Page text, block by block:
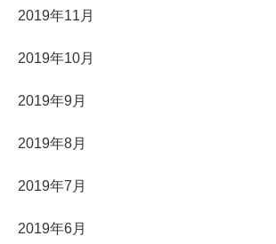
2019年11月
2019年10月
2019年9月
2019年8月
2019年7月
2019年6月